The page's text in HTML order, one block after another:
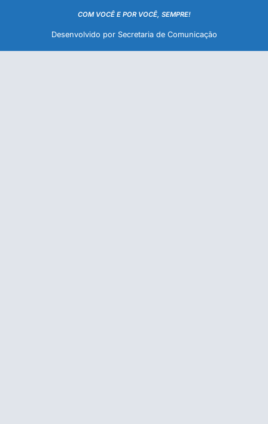
COM VOCÊ E POR VOCÊ, SEMPRE!
Desenvolvido por Secretaria de Comunicação